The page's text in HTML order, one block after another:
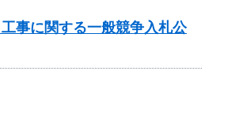
事に関する一般競争入札公